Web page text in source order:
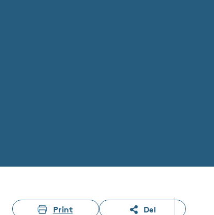
Print Del